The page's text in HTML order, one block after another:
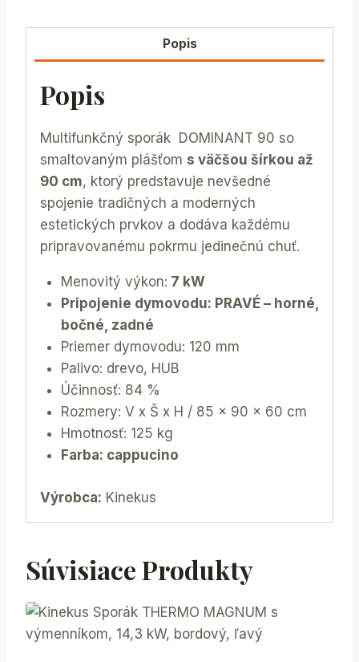
Popis
Popis
Multifunkčný sporák DOMINANT 90 so
smaltovaným plášťom s väčšou šírkou až
90 cm, ktorý predstavuje nevšedné
spojenie tradičných a moderných
estetických prvkov a dodáva každému
pripravovanému pokrmu jedinečnú chuť.
Menovitý výkon: 7 kW
Pripojenie dymovodu: PRAVÉ – horné,
bočné, zadné
Priemer dymovodu: 120 mm
Palivo: drevo, HUB
Účinnosť: 84 %
Rozmery: V x Š x H / 85 x 90 x 60 cm
Hmotnosť: 125 kg
Farba: cappucino
Výrobca: Kinekus
Súvisiace Produkty